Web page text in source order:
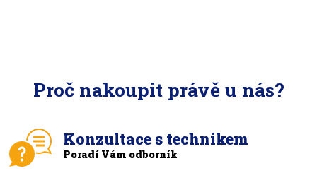
Proč nakoupit právě u nás?
Konzultace s technikem
Poradí Vám odborník